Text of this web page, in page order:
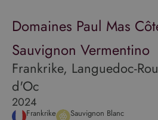
Domaines Paul Mas
Sauvignon Vermentino
Frankrike, Languedoc-
d'Oc
2024
Frankrike Sauvignon Blanc